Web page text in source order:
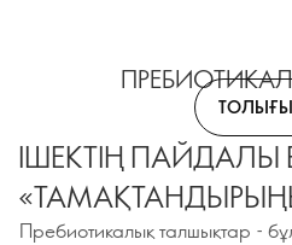
ІШЕКТІҢ ПАЙДАЛЫ
Пребиотикалық талшықтар -